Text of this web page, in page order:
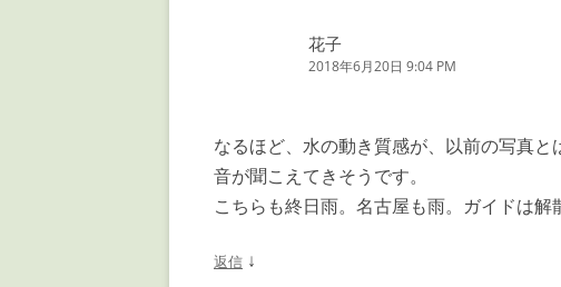
ン
花子
2018年6月20日 9:04 PM
なるほど、水の動き質感が、以前の写真と
音が聞こえてきそうです。
こちらも終日雨。名古屋も雨。ガイドは解
返信 ↓